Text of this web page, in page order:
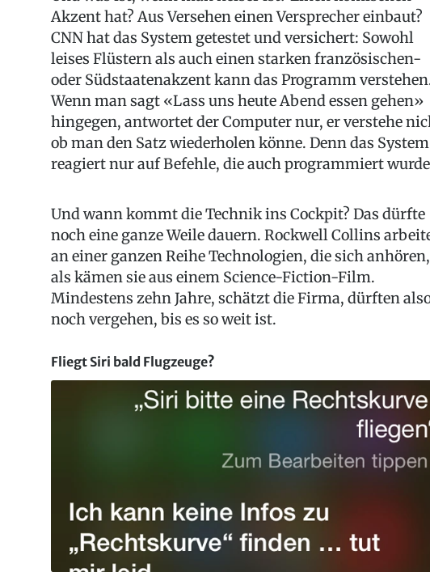
Akzent hat? Aus Versehen einen Versprecher einbaut?
CNN hat das System getestet und versichert: Sowohl
leises Flüstern als auch einen starken französischen-
oder Südstaatenakzent kann das Programm
Wenn man sagt «Lass uns heute Abend essen gehen»
hingegen, antwortet der Computer nur, er verstehe
ob man den Satz wiederholen könne. Denn das System
reagiert nur auf Befehle, die auch programmiert
Und wann kommt die Technik ins Cockpit? Das dürfte
noch eine ganze Weile dauern. Rockwell Collins
an einer ganzen Reihe Technologien, die sich anhören,
als kämen sie aus einem Science-Fiction-Film.
Mindestens zehn Jahre, schätzt die Firma, dürften
noch vergehen, bis es so weit ist.
Fliegt Siri bald Flugzeuge?